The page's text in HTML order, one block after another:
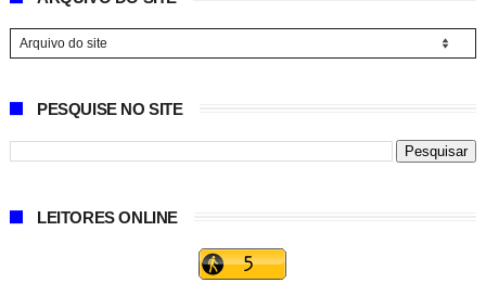
PESQUISE NO SITE
LEITORES ONLINE